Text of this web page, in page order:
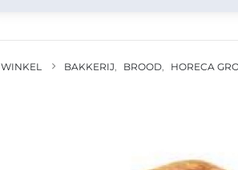
WINKEL BAKKERIJ BROOD HORECA